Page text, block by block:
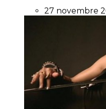
27 novembre